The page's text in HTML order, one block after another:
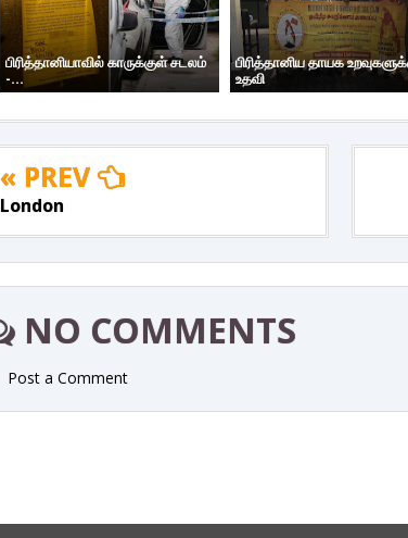
பிரித்தானியாவில் காருக்குள் சடலம்
-...
பிரித்தானிய தாயக
உதவி
« PREV
London
NO COMMENTS
Post a Comment